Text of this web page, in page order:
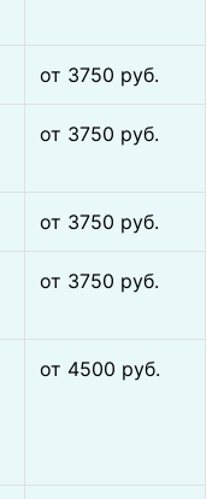
от 3750 pуб.
от 3750 pуб.
от 3750 pуб.
от 3750 pуб.
от 4500 pуб.